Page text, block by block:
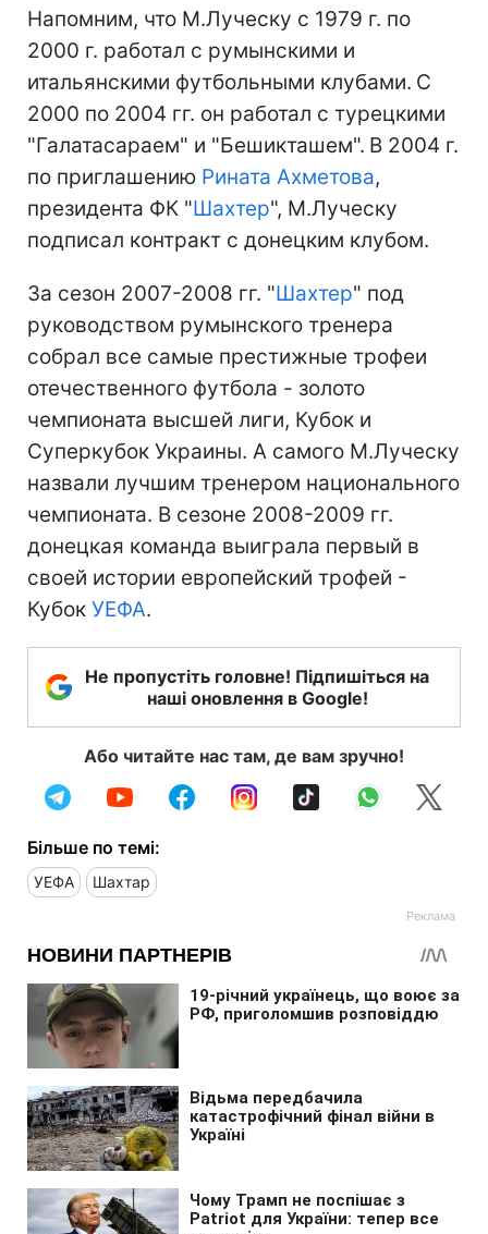
Напомним, что М.Луческу с 1979 г. по
2000 г. работал с румынскими и
итальянскими футбольными клубами. С
2000 по 2004 гг. он работал с турецкими
"Галатасараем" и "Бешикташем". В 2004 г.
по приглашению Рината Ахметова,
президента ФК "Шахтер", М.Луческу
подписал контракт с донецким клубом.
За сезон 2007-2008 гг. "Шахтер" под
руководством румынского тренера
собрал все самые престижные трофеи
отечественного футбола - золото
чемпионата высшей лиги, Кубок и
Суперкубок Украины. А самого М.Луческу
назвали лучшим тренером национального
чемпионата. В сезоне 2008-2009 гг.
донецкая команда выиграла первый в
своей истории европейский трофей -
Кубок УЕФА.
Не пропустіть головне! Підпишіться на
наші оновлення в Google!
Або читайте нас там, де вам зручно!
Більше по темі:
УЕФА Шахтар